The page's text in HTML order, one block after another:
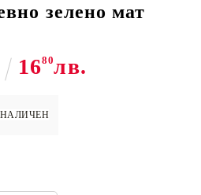
зелено мат
1680лв.
НАЛИЧЕН